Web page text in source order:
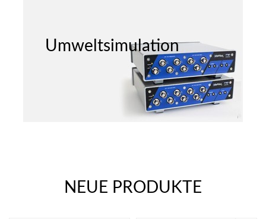
Umweltsimulation
NEUE PRODUKTE